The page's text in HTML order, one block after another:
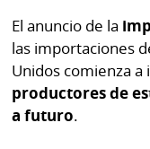
E-
Paper
Buscador
de
marcas
El anuncio de la
las importaciones
Unidos comienza a
productores de
a futuro.